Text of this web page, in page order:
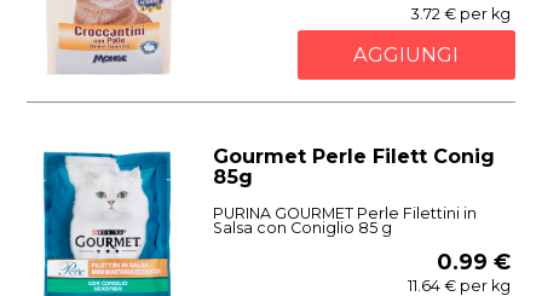
3.72 € per kg
AGGIUNGI
Gourmet Perle Filett Conig
85g
PURINA GOURMET Perle Filettini in
Salsa con Coniglio 85 g
0.99 €
11.64 € per kg